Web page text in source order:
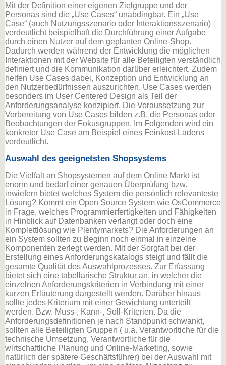
Mit der Definition einer eigenen Zielgruppe und der
Personas sind die „Use Cases“ unabdingbar. Ein „Use
Case“ (auch Nutzungsszenario oder Interaktionsszenario)
verdeutlicht beispielhaft die Durchführung einer Aufgabe
durch einen Nutzer auf dem geplanten Online-Shop.
Dadurch werden während der Entwicklung die möglichen
Interaktionen mit der Website für alle Beteiligten verständlich
definiert und die Kommunikation darüber erleichtert. Zudem
helfen Use Cases dabei, Konzeption und Entwicklung an
den Nutzerbedürfnissen auszurichten. Use Cases werden
besonders im User Centered Design als Teil der
Anforderungsanalyse konzipiert. Die Voraussetzung zur
Vorbereitung von Use Cases bilden z.B. die Personas oder
Beobachtungen der Fokusgruppen. Im Folgenden wird ein
konkreter Use Case am Beispiel eines Feinkost-Ladens
verdeutlicht.
Auswahl des geeignetsten Shopsystems
Die Vielfalt an Shopsystemen auf dem Online Markt ist
enorm und bedarf einer genauen Überprüfung bzw.
inwiefern bietet welches System die persönlich relevanteste
Lösung? Kommt ein Open Source System wie OsCommerce
in Frage, welches Programmierfertigkeiten und Fähigkeiten
in Hinblick auf Datenbanken verlangt oder doch eine
Komplettlösung wie Plentymarkets? Die Anforderungen an
ein System sollten zu Beginn noch einmal in einzelne
Komponenten zerlegt werden. Mit der Sorgfalt bei der
Erstellung eines Anforderungskatalogs steigt und fällt die
gesamte Qualität des Auswahlprozesses. Zur Erfassung
bietet sich eine tabellarische Struktur an, in welcher die
einzelnen Anforderungskriterien in Verbindung mit einer
kurzen Erläuterung dargestellt werden. Darüber hinaus
sollte jedes Kriterium mit einer Gewichtung unterteilt
werden. Bzw. Muss-, Kann-, Soll-Kriterien. Da die
Anforderungsdefinitionen je nach Standpunkt schwankt,
sollten alle Beteiligten Gruppen ( u.a. Verantworltiche für die
technische Umsetzung, Verantwortliche für die
wirtschaftliche Planung und Online-Marketing, sowie
natürlich der spätere Geschäftsführer) bei der Auswahl mit